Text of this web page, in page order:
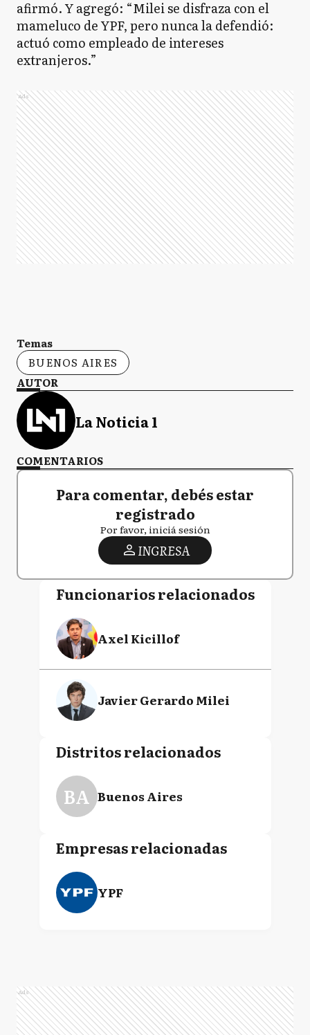
afirmó. Y agregó: “Milei se disfraza con el
mameluco de YPF, pero nunca la defendió:
actuó como empleado de intereses
extranjeros.”
Ads
Temas
BUENOS AIRES
AUTOR
La Noticia 1
COMENTARIOS
Para comentar, debés estar
registrado
Por favor, iniciá sesión
INGRESA
Funcionarios relacionados
Axel Kicillof
Javier Gerardo Milei
Distritos relacionados
BA Buenos Aires
Empresas relacionadas
YPF
Ads